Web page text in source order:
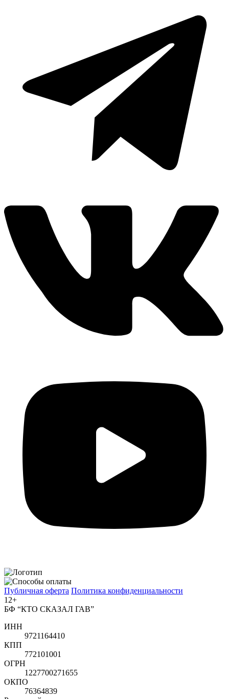
Публичная оферта Политика конфиденциальности
12+
БФ “КТО СКАЗАЛ ГАВ”
ИНН
9721164410
КПП
772101001
ОГРН
1227700271655
ОКПО
76364839